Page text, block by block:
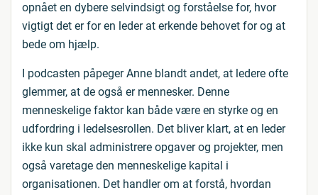
opnået en dybere selvindsigt og forståelse for, hvor
vigtigt det er for en leder at erkende behovet for og at
bede om hjælp.
I podcasten påpeger Anne blandt andet, at ledere ofte
glemmer, at de også er mennesker. Denne
menneskelige faktor kan både være en styrke og en
udfordring i ledelsesrollen. Det bliver klart, at en leder
ikke kun skal administrere opgaver og projekter, men
også varetage den menneskelige kapital i
organisationen. Det handler om at forstå, hvordan